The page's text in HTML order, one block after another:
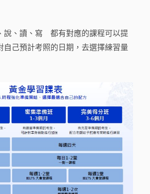
、讀、寫 都有對應的課程可以提
自己預計考照的日期，去選擇練習量